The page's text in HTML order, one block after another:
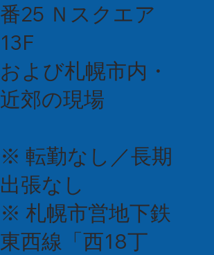
番25 Ｎスクエア
13F
および札幌市内・
近郊の現場
※ 転勤なし／長期
出張なし
※ 札幌市営地下鉄
東西線「西18丁